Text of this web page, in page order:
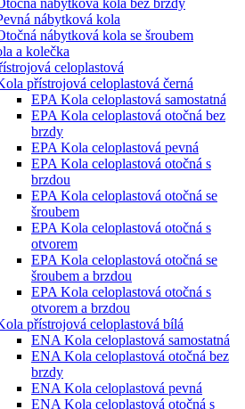
nábytková kola bez brzdy
nábytková kola
nábytková kola se šroubem
a kolečka
celoplastová
přístrojová celoplastová černá
EPA Kola celoplastová samostatná
EPA Kola celoplastová otočná bez
brzdy
EPA Kola celoplastová pevná
EPA Kola celoplastová otočná s
brzdou
EPA Kola celoplastová otočná se
šroubem
EPA Kola celoplastová otočná s
otvorem
EPA Kola celoplastová otočná se
šroubem a brzdou
EPA Kola celoplastová otočná s
otvorem a brzdou
přístrojová celoplastová bílá
ENA Kola celoplastová samostatná
ENA Kola celoplastová otočná bez
brzdy
ENA Kola celoplastová pevná
ENA Kola celoplastová otočná s